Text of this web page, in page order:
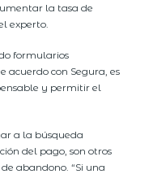
la tasa de
experto.
formularios
acuerdo con Segura, es
y permitir el
a la búsqueda
del pago, son otros
abandono. “Si una